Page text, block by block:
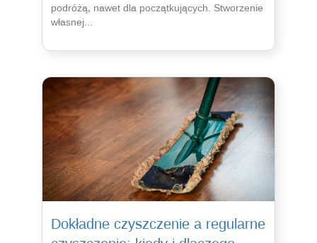
podróżą, nawet dla początkujących. Stworzenie
własnej...
Dokładne czyszczenie a regularne